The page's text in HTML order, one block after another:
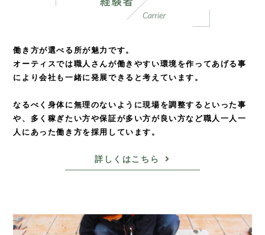
働き方が選べる所が魅力です。
オーティスでは職人さんが働きやすい環境を作ってあげる事
により会社も一緒に発展できると考えています。
なるべく身体に無理のないように現場を調整するといった事
や、 多く稼ぎたい方や保証が多い方が良い方など職人一人一
人にあった働き方を採用しています。
詳しくはこちら